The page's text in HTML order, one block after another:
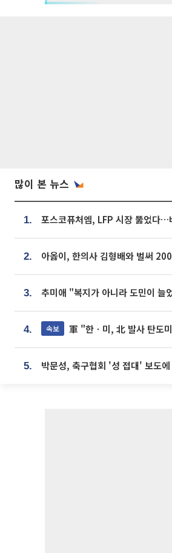
많이 본 뉴스
1.
2.
3.
4. 속보 軍 "한ㆍ미, 北 발사 탄도미사일
5.